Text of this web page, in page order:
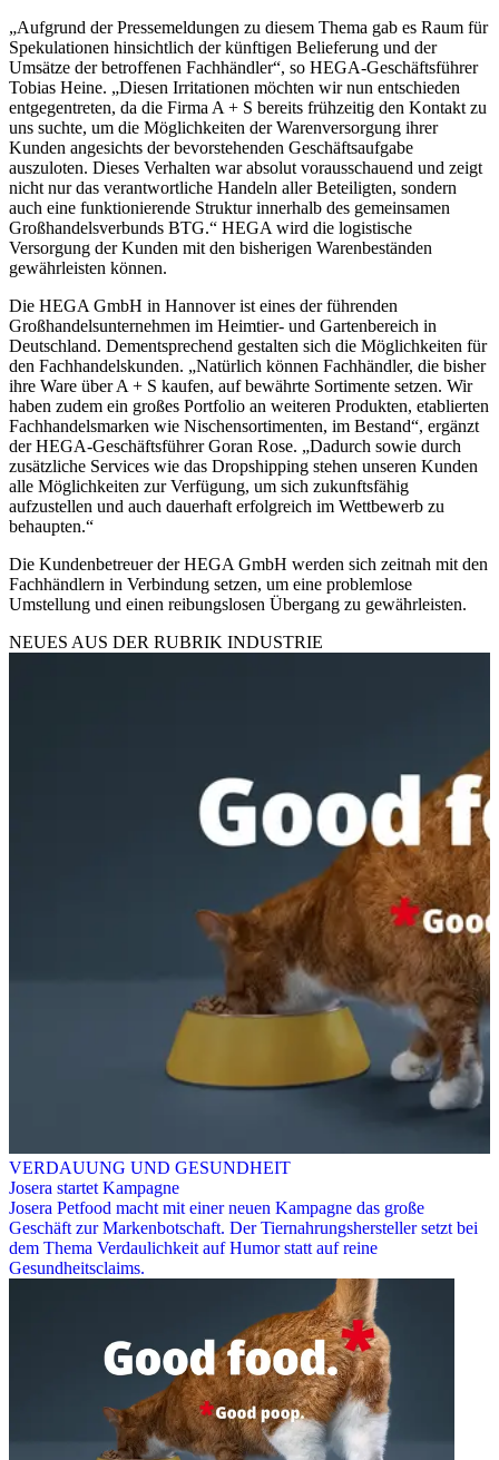
„Aufgrund der Pressemeldungen zu diesem Thema gab es Raum für
Spekulationen hinsichtlich der künftigen Belieferung und der
Umsätze der betroffenen Fachhändler“, so HEGA-Geschäftsführer
Tobias Heine. „Diesen Irritationen möchten wir nun entschieden
entgegentreten, da die Firma A + S bereits frühzeitig den Kontakt zu
uns suchte, um die Möglichkeiten der Warenversorgung ihrer
Kunden angesichts der bevorstehenden Geschäftsaufgabe
auszuloten. Dieses Verhalten war absolut vorausschauend und zeigt
nicht nur das verantwortliche Handeln aller Beteiligten, sondern
auch eine funktionierende Struktur innerhalb des gemeinsamen
Großhandelsverbunds BTG.“ HEGA wird die logistische
Versorgung der Kunden mit den bisherigen Warenbeständen
gewährleisten können.
Die HEGA GmbH in Hannover ist eines der führenden
Großhandelsunternehmen im Heimtier- und Gartenbereich in
Deutschland. Dementsprechend gestalten sich die Möglichkeiten für
den Fachhandelskunden. „Natürlich können Fachhändler, die bisher
ihre Ware über A + S kaufen, auf bewährte Sortimente setzen. Wir
haben zudem ein großes Portfolio an weiteren Produkten, etablierten
Fachhandelsmarken wie Nischensortimenten, im Bestand“, ergänzt
der HEGA-Geschäftsführer Goran Rose. „Dadurch sowie durch
zusätzliche Services wie das Dropshipping stehen unseren Kunden
alle Möglichkeiten zur Verfügung, um sich zukunftsfähig
aufzustellen und auch dauerhaft erfolgreich im Wettbewerb zu
behaupten.“
Die Kundenbetreuer der HEGA GmbH werden sich zeitnah mit den
Fachhändlern in Verbindung setzen, um eine problemlose
Umstellung und einen reibungslosen Übergang zu gewährleisten.
NEUES AUS DER RUBRIK INDUSTRIE
VERDAUUNG UND GESUNDHEIT
Josera startet Kampagne
Josera Petfood macht mit einer neuen Kampagne das große
Geschäft zur Markenbotschaft. Der Tiernahrungshersteller setzt bei
dem Thema Verdaulichkeit auf Humor statt auf reine
Gesundheitsclaims.